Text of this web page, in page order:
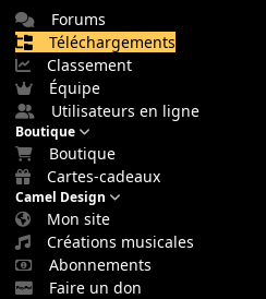
Forums
Téléchargements
Classement
Équipe
Utilisateurs en ligne
Boutique
Boutique
Cartes-cadeaux
Camel Design
Mon site
Créations musicales
Abonnements
Faire un don